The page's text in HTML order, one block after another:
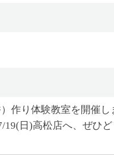
作り体験教室を開催し
19(日)高松店へ、ぜひ